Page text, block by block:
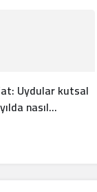
Uydular kutsal
nasıl